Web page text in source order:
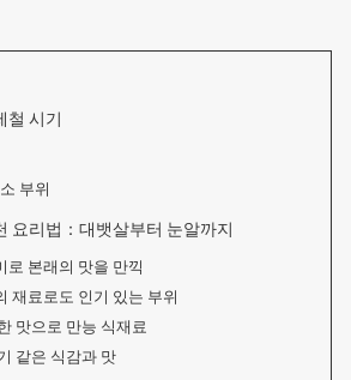
철 시기
부위
요리법：대뱃살부터 눈알까지
로 본래의 맛을 만끽
재료로도 인기 있는 부위
맛으로 만능 식재료
같은 식감과 맛